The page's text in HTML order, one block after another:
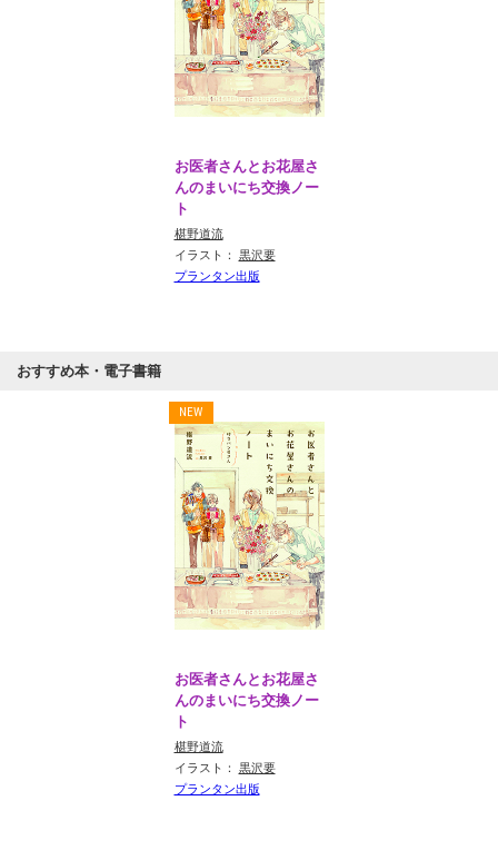
お医者さんとお花屋さ
んのまいにち交換ノー
ト
椹野道流
イラスト： 黒沢要
プランタン出版
おすすめ本・電子書籍
お医者さんとお花屋さ
んのまいにち交換ノー
ト
椹野道流
イラスト： 黒沢要
プランタン出版